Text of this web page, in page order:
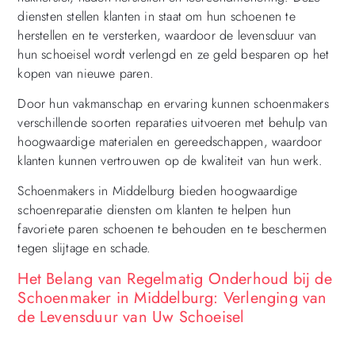
diensten stellen klanten in staat om hun schoenen te
herstellen en te versterken, waardoor de levensduur van
hun schoeisel wordt verlengd en ze geld besparen op het
kopen van nieuwe paren.
Door hun vakmanschap en ervaring kunnen schoenmakers
verschillende soorten reparaties uitvoeren met behulp van
hoogwaardige materialen en gereedschappen, waardoor
klanten kunnen vertrouwen op de kwaliteit van hun werk.
Schoenmakers in Middelburg bieden hoogwaardige
schoenreparatie diensten om klanten te helpen hun
favoriete paren schoenen te behouden en te beschermen
tegen slijtage en schade.
Het Belang van Regelmatig Onderhoud bij de
Schoenmaker in Middelburg: Verlenging van
de Levensduur van Uw Schoeisel